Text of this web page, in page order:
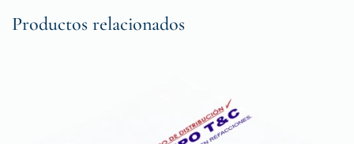
Productos relacionados